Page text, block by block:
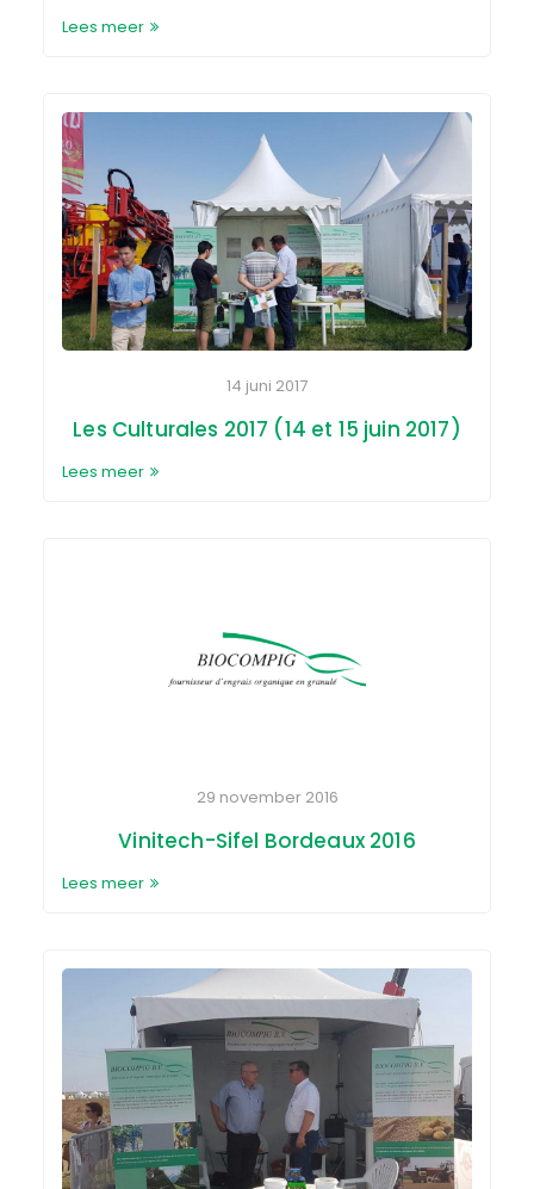
Lees meer
14 juni 2017
Les Culturales 2017 (14 et 15 juin 2017)
Lees meer
29 november 2016
Vinitech-Sifel Bordeaux 2016
Lees meer